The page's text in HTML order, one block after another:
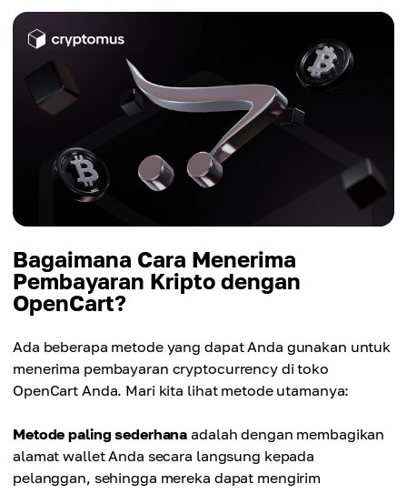
Bagaimana Cara Menerima
Pembayaran Kripto dengan
OpenCart?
Ada beberapa metode yang dapat Anda gunakan untuk
menerima pembayaran cryptocurrency di toko
OpenCart Anda. Mari kita lihat metode utamanya:
Metode paling sederhana adalah dengan membagikan
alamat wallet Anda secara langsung kepada
pelanggan, sehingga mereka dapat mengirim